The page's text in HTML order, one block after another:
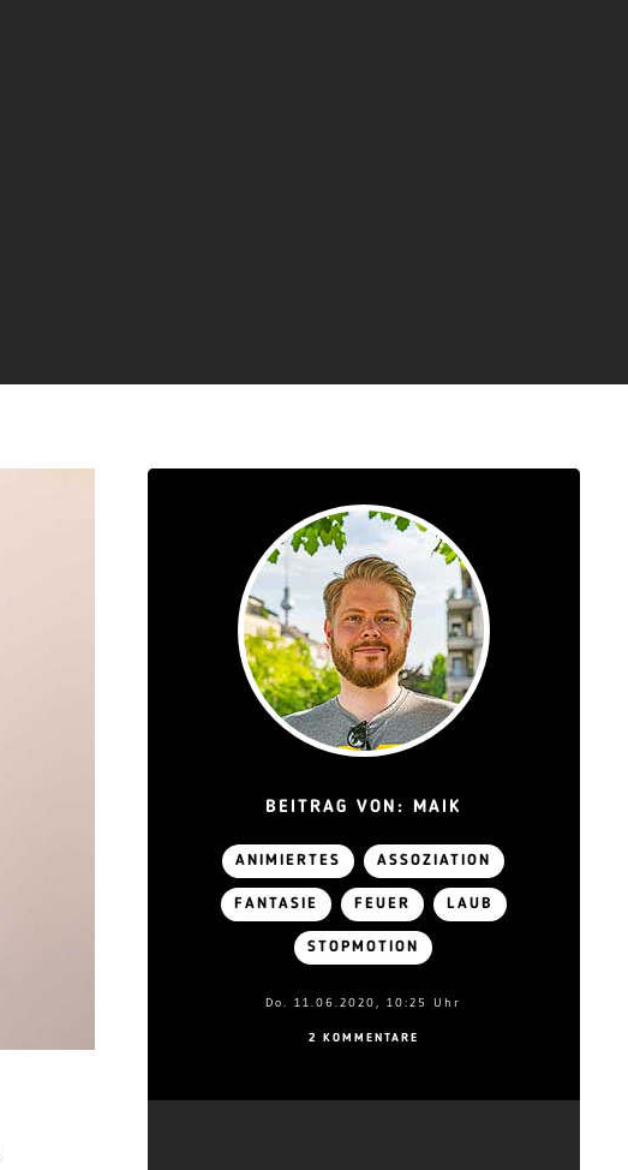
BEITRAG VON: MAIK
ANIMIERTES ASSOZIATION
FANTASIE FEUER LAUB
STOPMOTION
Do. 11.06.2020, 10:25 Uhr
2 KOMMENTARE